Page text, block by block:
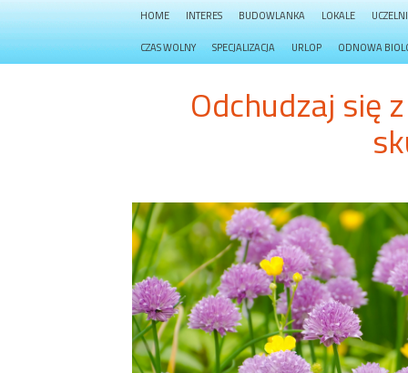
HOME INTERES BUDOWLANKA LOKALE
CZAS WOLNY SPECJALIZACJA URLOP ODNOWA
Odchudzaj się